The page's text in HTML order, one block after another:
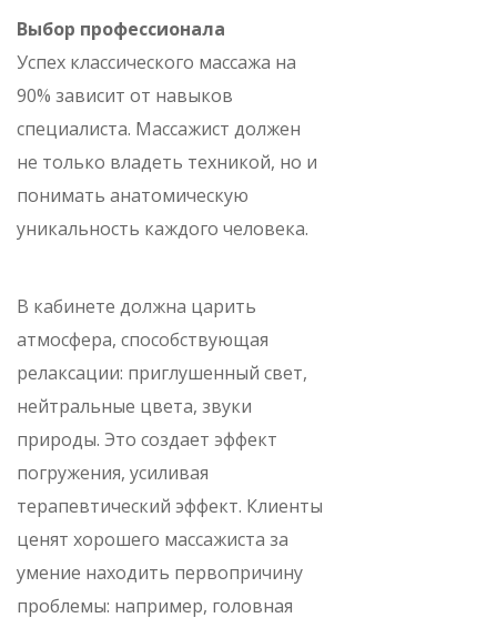
Выбор профессионала
Успех классического массажа на
90% зависит от навыков
специалиста. Массажист должен
не только владеть техникой, но и
понимать анатомическую
уникальность каждого человека.
В кабинете должна царить
атмосфера, способствующая
релаксации: приглушенный свет,
нейтральные цвета, звуки
природы. Это создает эффект
погружения, усиливая
терапевтический эффект. Клиенты
ценят хорошего массажиста за
умение находить первопричину
проблемы: например, головная